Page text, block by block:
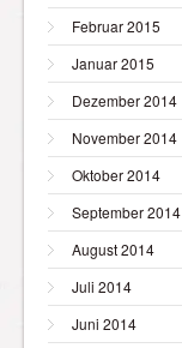
Februar 2015
Januar 2015
Dezember 2014
November 2014
Oktober 2014
September 2014
August 2014
Juli 2014
Juni 2014